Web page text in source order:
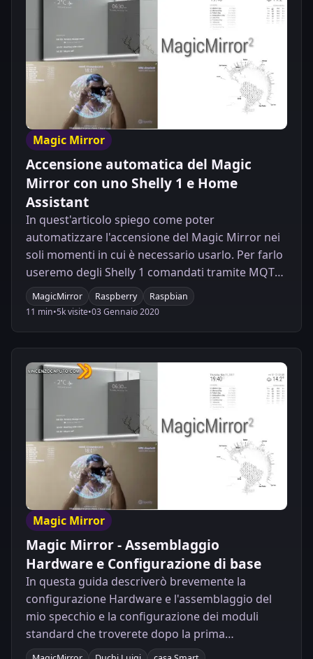
Magic Mirror
Accensione automatica del Magic
Mirror con uno Shelly 1 e Home
Assistant
In quest'articolo spiego come poter
automatizzare l'accensione del Magic Mirror nei
soli momenti in cui è necessario usarlo. Per farlo
useremo degli Shelly 1 comandati tramite MQTT
da Home Assistant.
MagicMirror Raspberry
Raspbian
11 min•5k visite•03 Gennaio 2020
Magic Mirror
Magic Mirror - Assemblaggio
Hardware e Configurazione di base
In questa guida descriverò brevemente la
configurazione Hardware e l'assemblaggio del
mio specchio e la configurazione dei moduli
standard che troverete dopo la prima
installazione.